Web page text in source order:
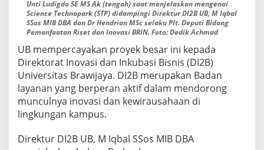
Unti Ludigdo SE MS Ak (tengah) saat menjelaskan mengenai
Science Technopark (STP) didampingi Direktur DI2B UB, M Iqbal
SSos MIB DBA dan Dr Hendrian MSc selaku Plt. Deputi Bidang
Pemanfaatan Riset dan Inovasi BRIN. Foto: Dedik Achmad
UB mempercayakan proyek besar ini kepada
Direktorat Inovasi dan Inkubasi Bisnis (DI2B)
Universitas Brawijaya. DI2B merupakan Badan
layanan yang berperan aktif dalam mendorong
munculnya inovasi dan kewirausahaan di
lingkungan kampus.
Direktur DI2B UB, M Iqbal SSos MIB DBA